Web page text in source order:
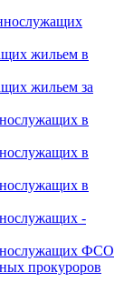
жильем в
жильем за
в
в
в
-
ФСО
прокуроров